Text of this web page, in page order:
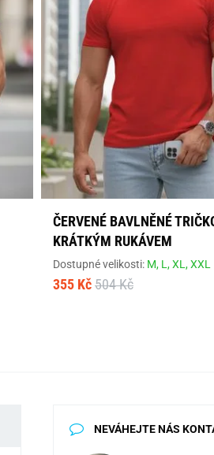
ČERVENÉ BAVLNĚNÉ
KRÁTKÝM RUKÁVEM
Dostupné velikosti: M, L,XL,XXL
355 Kč 504 Kč
NEVÁHEJTE NÁS